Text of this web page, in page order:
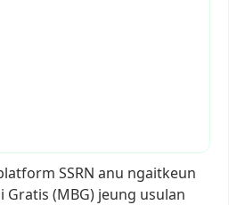
SSRN anu ngaitkeun
Gratis (MBG) jeung usulan